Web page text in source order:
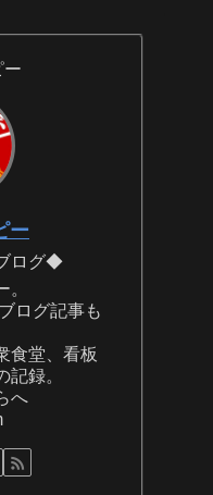
ー
ー
ログ◆
ログ記事も
食堂、看板
録。
へ